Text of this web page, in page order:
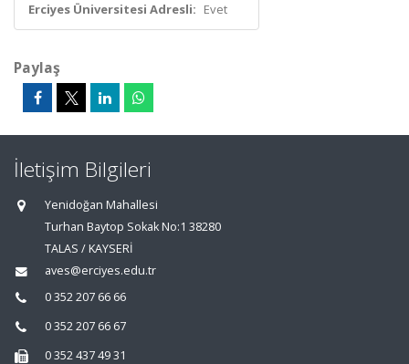
Erciyes Üniversitesi Adresli: Evet
Paylaş
İletişim Bilgileri
Yenidoğan Mahallesi
Turhan Baytop Sokak No:1 38280
TALAS / KAYSERİ
aves@erciyes.edu.tr
0 352 207 66 66
0 352 207 66 67
0 352 437 49 31